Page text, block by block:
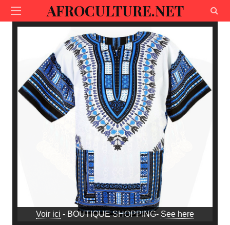
AFROCULTURE.NET
Voir ici - BOUTIQUE SHOPPING- See here